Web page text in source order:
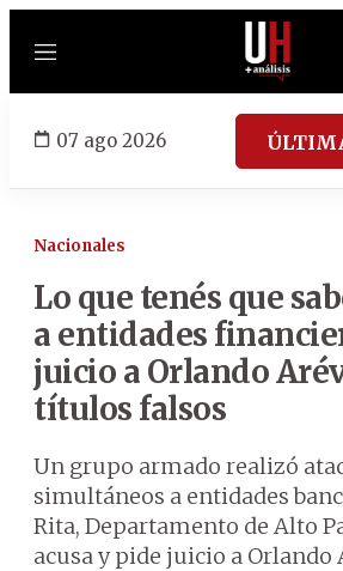
Menú
07 ago 2026
Nacionales
Lo que tenés que
a entidades
juicio a Orlando
títulos falsos
Un grupo armado realizó
simultáneos a entidades
Rita, Departamento de Alto
acusa y pide juicio a Orlando